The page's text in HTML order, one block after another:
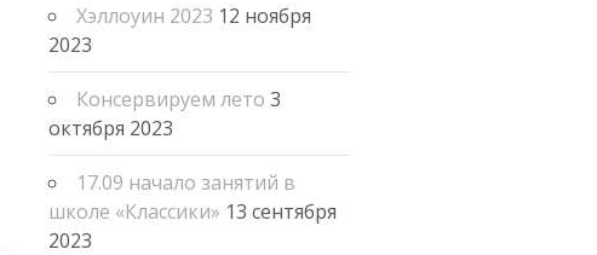
Хэллоуин 2023 12 ноября
2023
Консервируем лето 3
октября 2023
17.09 начало занятий в
школе «Классики» 13 сентября
2023